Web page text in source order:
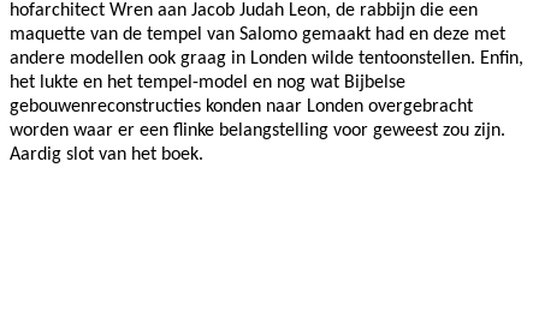
hofarchitect Wren aan Jacob Judah Leon, de rabbijn die een
maquette van de tempel van Salomo gemaakt had en deze met
andere modellen ook graag in Londen wilde tentoonstellen. Enfin,
het lukte en het tempel-model en nog wat Bijbelse
gebouwenreconstructies konden naar Londen overgebracht
worden waar er een flinke belangstelling voor geweest zou zijn.
Aardig slot van het boek.